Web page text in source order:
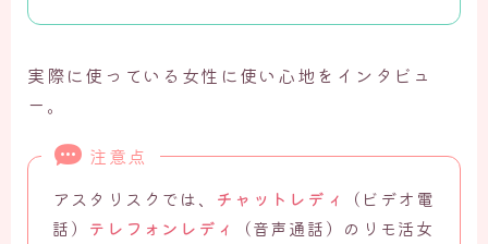
実際に使っている女性に使い心地をインタビュ
ー。
注意点
アスタリスクでは、 チャットレディ
（ビデオ電
話） テレフォンレディ
（音声通話）のリモ活女